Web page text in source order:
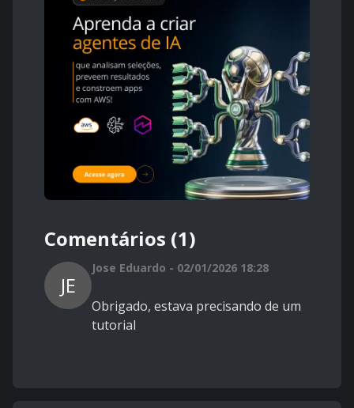
Comentários (1)
JE
Jose Eduardo - 02/01/2026 18:28
Obrigado, estava precisando de um
tutorial